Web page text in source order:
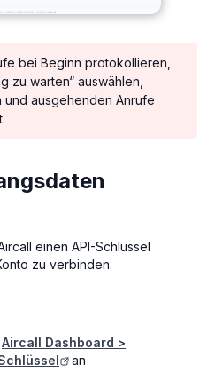
bei Beginn protokollieren,
zu warten“ auswählen,
ausgehenden Anrufe
einen API-Schlüssel
zu verbinden.
Aircall Dashboard >
an